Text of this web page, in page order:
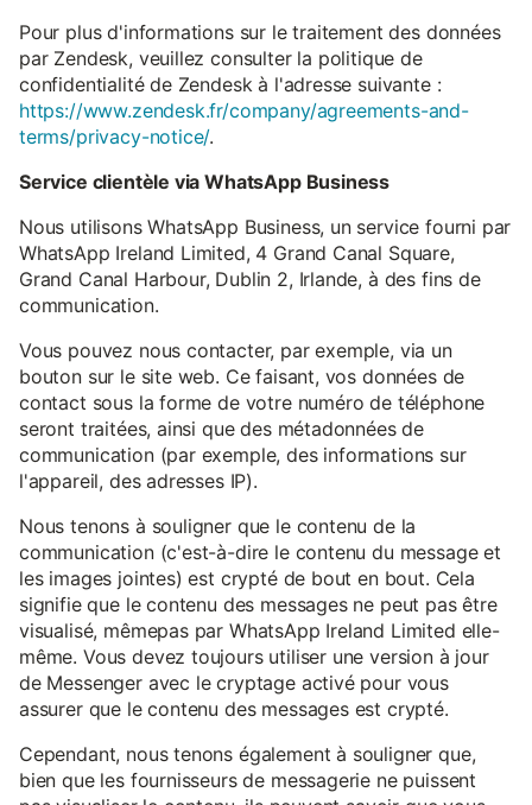
Pour plus d'informations sur le traitement des données
par Zendesk, veuillez consulter la politique de
confidentialité de Zendesk à l'adresse suivante :
https://www.zendesk.fr/company/agreements-and-
terms/privacy-notice/.
Service clientèle via WhatsApp Business
Nous utilisons WhatsApp Business, un service fourni par
WhatsApp Ireland Limited, 4 Grand Canal Square,
Grand Canal Harbour, Dublin 2, Irlande, à des fins de
communication.
Vous pouvez nous contacter, par exemple, via un
bouton sur le site web. Ce faisant, vos données de
contact sous la forme de votre numéro de téléphone
seront traitées, ainsi que des métadonnées de
communication (par exemple, des informations sur
l'appareil, des adresses IP).
Nous tenons à souligner que le contenu de la
communication (c'est-à-dire le contenu du message et
les images jointes) est crypté de bout en bout. Cela
signifie que le contenu des messages ne peut pas être
visualisé, mêmepas par WhatsApp Ireland Limited elle-
même. Vous devez toujours utiliser une version à jour
de Messenger avec le cryptage activé pour vous
assurer que le contenu des messages est crypté.
Cependant, nous tenons également à souligner que,
bien que les fournisseurs de messagerie ne puissent